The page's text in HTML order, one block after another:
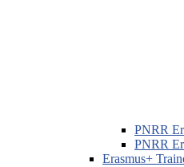
PNRR
PNRR
Erasmus+